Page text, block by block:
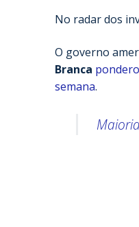
No radar dos
O governo
Branca
semana.